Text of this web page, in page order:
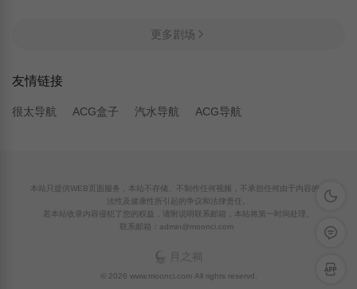
更多剧场
友情链接
很太导航 ACG盒子 汽水导航 ACG导航
深色模
留言反
APP下
本站只提供WEB页面服务，本站不存储、不制作任何视频，不承担任何由于内容的合
法性及健康性所引起的争议和法律责任。
若本站收录内容侵犯了您的权益，请附说明联系邮箱，本站将第一时间处理。
联系邮箱：admin@moonci.com
© 2026 www.moonci.com All rights reservd.